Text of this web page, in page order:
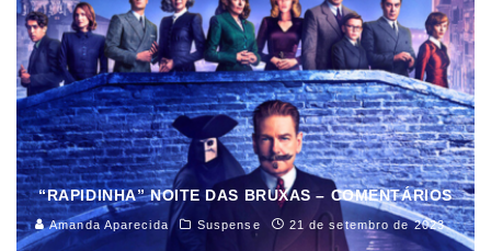
“RAPIDINHA” NOITE DAS BRUXAS – COMENTÁRIOS
Amanda Aparecida Suspense 21 de setembro de 2023